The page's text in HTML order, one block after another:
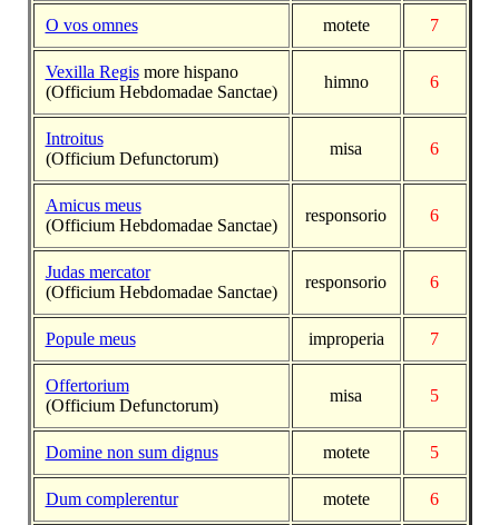
O vos omnes motete 7
Vexilla Regismore hispano
(Officium Hebdomadae Sanctae)
himno 6
Introitus
(Officium Defunctorum)
misa 6
Amicus meus
(Officium Hebdomadae Sanctae)
responsorio 6
Judas mercator
(Officium Hebdomadae Sanctae)
responsorio 6
Popule meus improperia 7
Offertorium
(Officium Defunctorum)
misa 5
Domine non sum dignus motete 5
Dum complerentur motete 6